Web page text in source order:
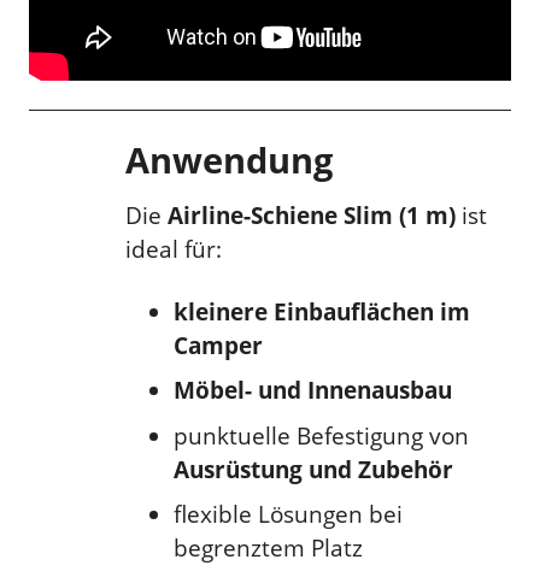
Anwendung
Die Airline-Schiene Slim (1 m) ist
ideal für:
kleinere Einbauflächen im
Camper
Möbel- und Innenausbau
punktuelle Befestigung von
Ausrüstung und Zubehör
flexible Lösungen bei
begrenztem Platz